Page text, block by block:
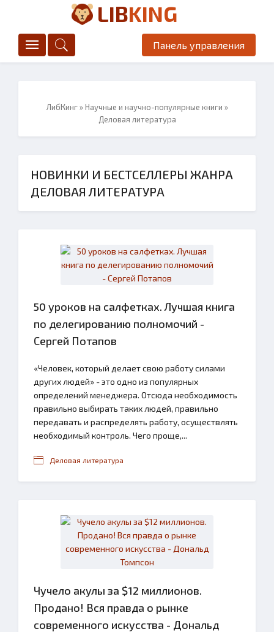
LIBKING
Панель управления
ЛибКинг»Научные и научно-популярные книги »
Деловая литература
НОВИНКИ И БЕСТСЕЛЛЕРЫ ЖАНРА
ДЕЛОВАЯ ЛИТЕРАТУРА
50 уроков на салфетках. Лучшая книга
по делегированию полномочий -
Сергей Потапов
«Человек, который делает свою работу силами
других людей» - это одно из популярных
определений менеджера. Отсюда необходимость
правильно выбирать таких людей, правильно
передавать и распределять работу, осуществлять
необходимый контроль. Чего проще,...
Деловая литература
Чучело акулы за $12 миллионов.
Продано! Вся правда о рынке
современного искусства - Дональд